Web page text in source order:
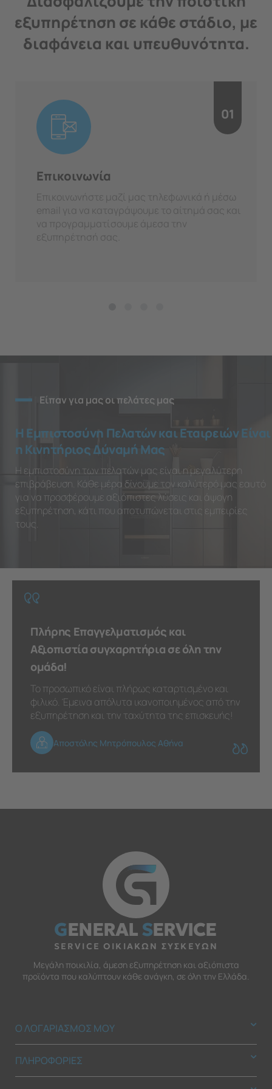
εξυπηρέτηση σε κάθε στάδιο, με
διαφάνεια και υπευθυνότητα.
01
Επικοινωνία
Επικοινωνήστε μαζί μας τηλεφωνικά ή μέσω
email για να καταγράψουμε το αίτημά σας και
να προγραμματίσουμε άμεσα την
εξυπηρέτησή σας.
Είπαν για μας οι πελάτες μας
Η Εμπιστοσύνη Πελατών και Εταιρειών Είναι
η Κινητήριος Δύναμή Μας
Η εμπιστοσύνη των πελατών μας είναι η μεγαλύτερη
επιβράβευση. Κάθε μέρα δίνουμε τον καλύτερό μας εαυτό
για να προσφέρουμε αξιόπιστες λύσεις και άψογη
εξυπηρέτηση, κάτι που αποτυπώνεται στις εμπειρίες
τους.
Πλήρης Επαγγελματισμός και
Αξιοπιστία συγχαρητήρια σε όλη την
ομάδα!
Το προσωπικό είναι πλήρως καταρτισμένο και
φιλικό. Έμεινα απόλυτα ικανοποιημένος από την
εξυπηρέτηση και την ταχύτητα της επισκευής!
Αποστόλης Μητρόπουλος Αθήνα
GENERALSERVICE
SERVICE ΟΙΚΙΑΚΩΝ ΣΥΣΚΕΥΩΝ
Μεγάλη ποικιλία, άμεση εξυπηρέτηση και αξιόπιστα
προϊόντα που καλύπτουν κάθε ανάγκη, σε όλη την Ελλάδα.
Ο ΛΟΓΑΡΙΑΣΜΟΣ ΜΟΥ
ΠΛΗΡΟΦΟΡΙΕΣ